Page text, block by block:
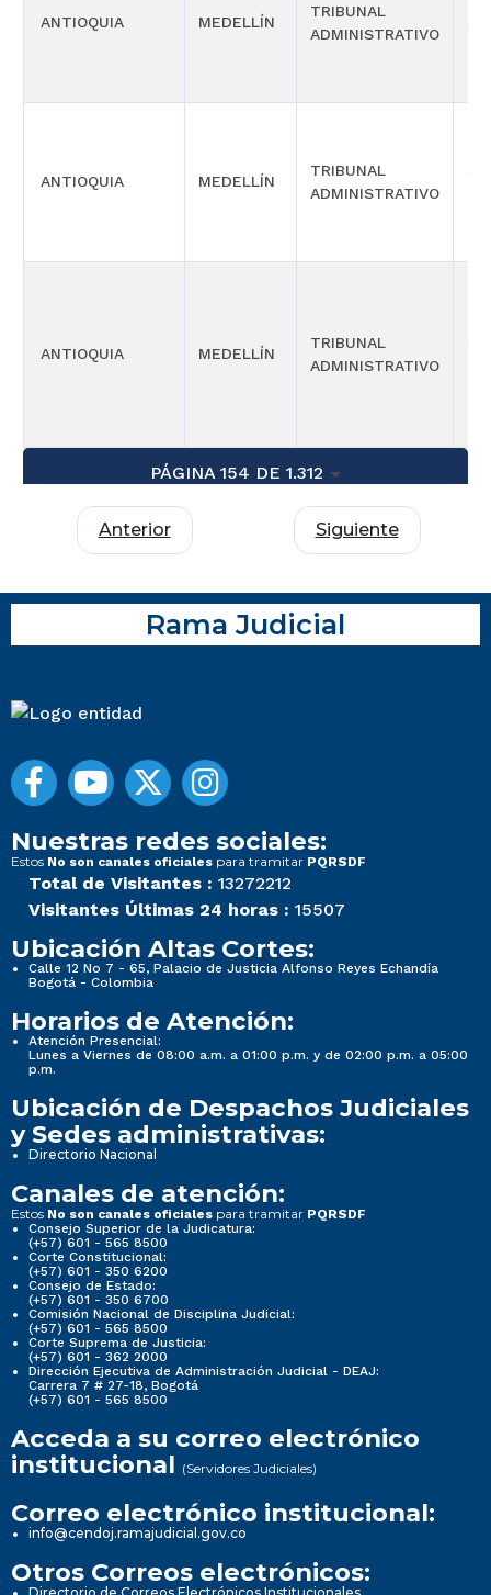
ANTIOQUIA MEDELLÍN
TRIBUNAL
ADMINISTRATIVO
ANTIOQUIA MEDELLÍN
TRIBUNAL
ADMINISTRATIVO
ANTIOQUIA MEDELLÍN
TRIBUNAL
ADMINISTRATIVO
PÁGINA 154 DE 1.312
Anterior Siguiente
Rama Judicial
Nuestras redes sociales:
Estos No son canales oficiales para tramitar PQRSDF
Total de Visitantes : 13272212
Visitantes Últimas 24 horas : 15507
Ubicación Altas Cortes:
Calle 12 No 7 - 65, Palacio de Justicia Alfonso Reyes Echandía
Bogotá - Colombia
Horarios de Atención:
Atención Presencial:
Lunes a Viernes de 08:00 a.m. a 01:00 p.m. y de 02:00 p.m. a 05:00
p.m.
Ubicación de Despachos Judiciales
y Sedes administrativas:
Directorio Nacional
Canales de atención:
Estos No son canales oficiales para tramitar PQRSDF
Consejo Superior de la Judicatura:
(+57) 601 - 565 8500
Corte Constitucional:
(+57) 601 - 350 6200
Consejo de Estado:
(+57) 601 - 350 6700
Comisión Nacional de Disciplina Judicial:
(+57) 601 - 565 8500
Corte Suprema de Justicia:
(+57) 601 - 362 2000
Dirección Ejecutiva de Administración Judicial - DEAJ:
Carrera 7 # 27-18, Bogotá
(+57) 601 - 565 8500
Acceda a su correo electrónico
institucional (Servidores Judiciales)
Correo electrónico institucional:
info@cendoj.ramajudicial.gov.co
Otros Correos electrónicos: